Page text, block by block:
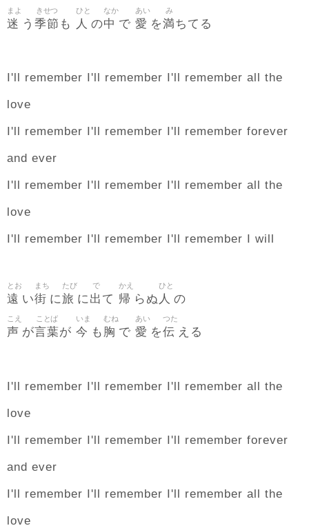
迷
まよ
う 季節
きせつ
も 人
ひと
の中
なか
で 愛
あい
を満
み
ちてる
I'll remember I'll remember I'll remember all the
love
I'll remember I'll remember I'll remember forever
and ever
I'll remember I'll remember I'll remember all the
love
I'll remember I'll remember I'll remember I will
遠
とお
い街
まち
に旅
たび
に出
で
て 帰
かえ
らぬ 人
ひと
の
声
こえ
が言葉
ことば
が 今
いま
も 胸
むね
で 愛
あい
を伝
つた
える
I'll remember I'll remember I'll remember all the
love
I'll remember I'll remember I'll remember forever
and ever
I'll remember I'll remember I'll remember all the
love